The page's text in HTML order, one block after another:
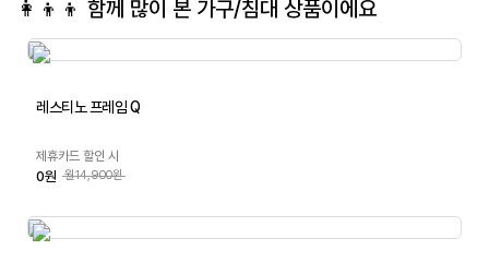
👩‍👦‍👦 함께 많이 본 가구/침대 상품이에요
레스티노 프레임 Q
제휴카드 할인 시
0원 월14,900원